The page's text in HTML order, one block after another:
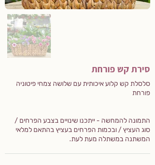
סירת קש פורחת
סלסלת קש קלוע איכותית עם שלושה צמחי פיטוניה
פורחת
התמונה להמחשה - ייתכנו שינויים בצבע הפרחים /
סוג העציץ / ובכמות הפרחים בעציץ בהתאם למלאי
המשתנה במשתלה מעת לעת.